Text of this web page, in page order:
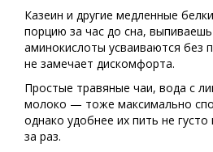
Казеин и другие медленные
порцию за час до сна,
аминокислоты усваиваются без
не замечает дискомфорта.
Простые травяные чаи, вода с
молоко — тоже максимально
однако удобнее их пить не
за раз.